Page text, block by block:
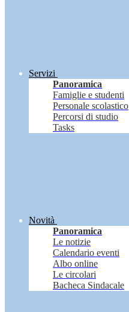
Servizi
Panoramica
Famiglie e studenti
Personale scolastico
Percorsi di studio
Tasks
Novità
Panoramica
Le notizie
Calendario eventi
Albo online
Le circolari
Bacheca Sindacale